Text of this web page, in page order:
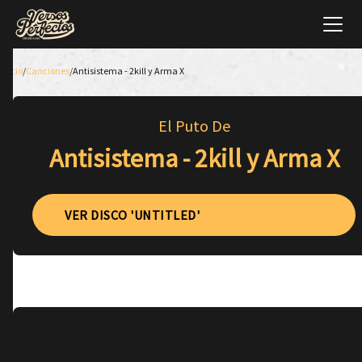
Inicio/Canciones/Antisistema - 2kill y Arma X
El Puto De
Antisistema - 2kill y Arma X
VER DISCO 'UNTITLED'